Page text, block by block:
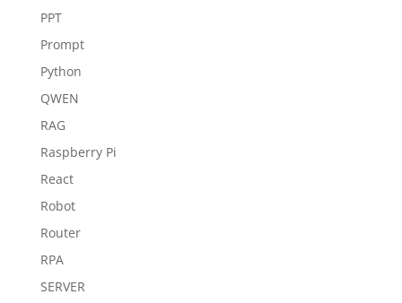
PPT
Prompt
Python
QWEN
RAG
Raspberry Pi
React
Robot
Router
RPA
SERVER